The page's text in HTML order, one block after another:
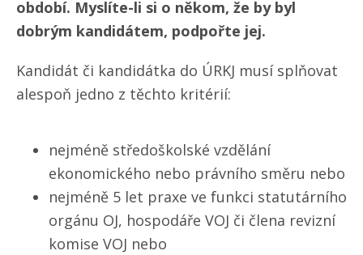
období. Myslíte-li si o někom, že by byl
dobrým kandidátem, podpořte jej.
Kandidát či kandidátka do ÚRKJ musí splňovat
alespoň jedno z těchto kritérií:
nejméně středoškolské vzdělání
ekonomického nebo právního směru nebo
nejméně 5 let praxe ve funkci statutárního
orgánu OJ, hospodáře VOJ či člena revizní
komise VOJ nebo